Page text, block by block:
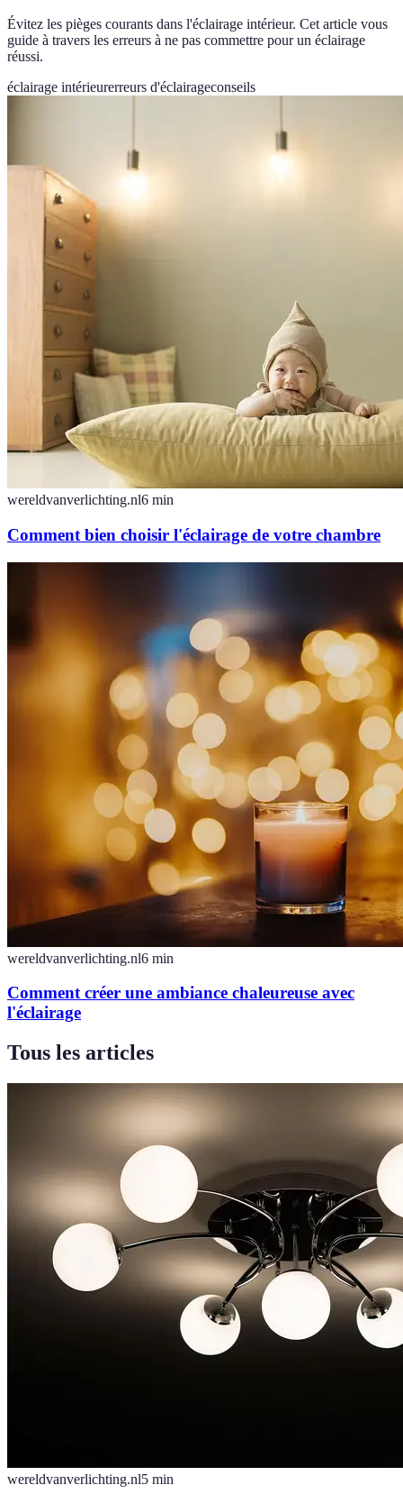
Évitez les pièges courants dans l'éclairage intérieur. Cet article vous
guide à travers les erreurs à ne pas commettre pour un éclairage
réussi.
éclairage intérieurerreurs d'éclairageconseils
wereldvanverlichting.nl6 min
Comment bien choisir l'éclairage de votre chambre
wereldvanverlichting.nl6 min
Comment créer une ambiance chaleureuse avec
l'éclairage
Tous les articles
wereldvanverlichting.nl5 min